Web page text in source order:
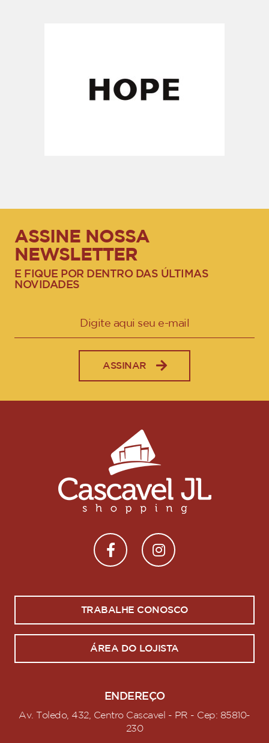
ASSINE NOSSA
NEWSLETTER
E FIQUE POR DENTRO DAS ÚLTIMAS
NOVIDADES
ASSINAR
TRABALHE CONOSCO
ÁREA DO LOJISTA
ENDEREÇO
Av. Toledo, 432, Centro Cascavel - PR - Cep: 85810-
230